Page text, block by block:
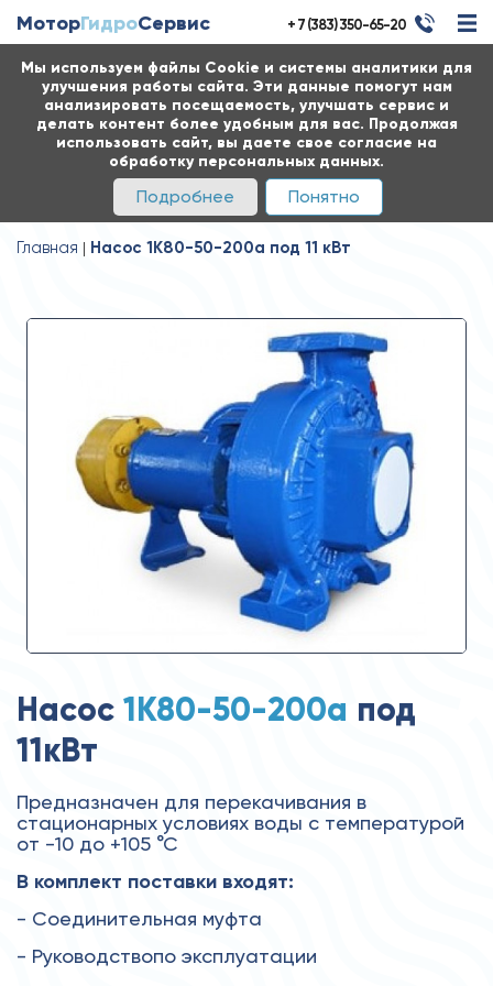
Мы используем файлы Cookie и системы аналитики для
улучшения работы сайта. Эти данные помогут нам
анализировать посещаемость, улучшать сервис и
делать контент более удобным для вас. Продолжая
использовать сайт, вы даете свое согласие на
обработку персональных данных.
Подробнее Понятно
МоторГидроСервис + 7 (383) 350-65-20
Главная Насос 1К80-50-200а под 11 кВт
Насос 1К80-50-200а под
11кВт
Предназначен для перекачивания в
стационарных условиях воды с температурой
от -10 до +105 °С
В комплект поставки входят:
- Соединительная муфта
- Руководствопо эксплуатации